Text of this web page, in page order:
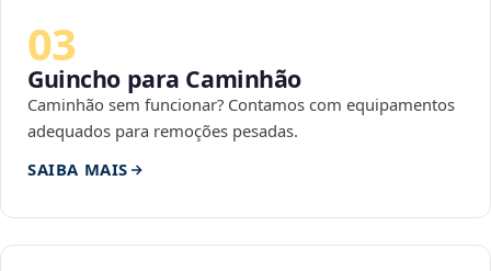
03
Guincho para Caminhão
Caminhão sem funcionar? Contamos com equipamentos
adequados para remoções pesadas.
SAIBA MAIS